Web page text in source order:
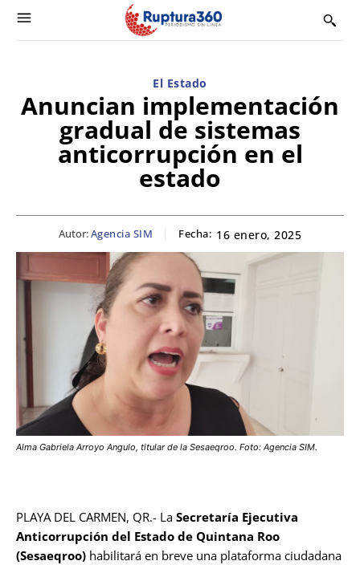
El Estado
Anuncian implementación
gradual de sistemas
anticorrupción en el
estado
Autor:Agencia SIM Fecha: 16 enero, 2025
Alma Gabriela Arroyo Angulo, titular de la Sesaeqroo. Foto: Agencia SIM.
PLAYA DEL CARMEN, QR.- La Secretaría Ejecutiva
Anticorrupción del Estado de Quintana Roo
(Sesaeqroo) habilitará en breve una plataforma ciudadana